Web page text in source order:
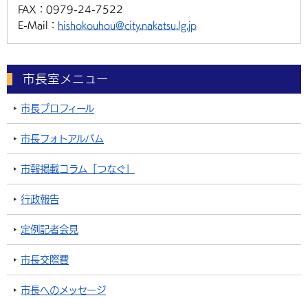
FAX： 0979-24-7522
E-Mail： hishokouhou@city.nakatsu.lg.jp
市長室メニュー
市長プロフィール
市長フォトアルバム
市報掲載コラム「つなぐ」
行政報告
定例記者会見
市長交際費
市長へのメッセージ